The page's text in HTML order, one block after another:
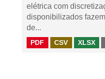
elétrica com
disponibilizados
de...
PDF CSV XLSX